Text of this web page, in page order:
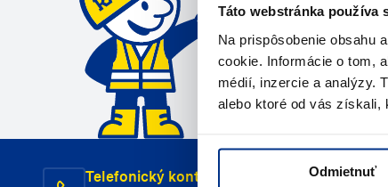
Táto webstránka používa
Na prispôsobenie obsahu
cookie. Informácie o tom,
médií, inzercie a analýzy.
alebo ktoré od vás získali,
Odmietnuť
Telefonický kontakt